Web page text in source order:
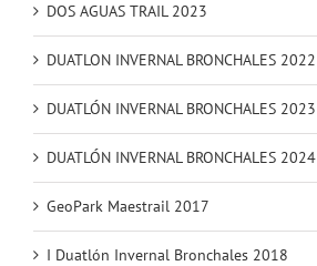
DOS AGUAS TRAIL 2023
DUATLON INVERNAL BRONCHALES 2022
DUATLÓN INVERNAL BRONCHALES 2023
DUATLÓN INVERNAL BRONCHALES 2024
GeoPark Maestrail 2017
I Duatlón Invernal Bronchales 2018